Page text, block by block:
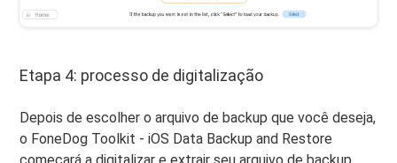
Etapa 4: processo de digitalização
Depois de escolher o arquivo de backup que você deseja,
o FoneDog Toolkit - iOS Data Backup and Restore